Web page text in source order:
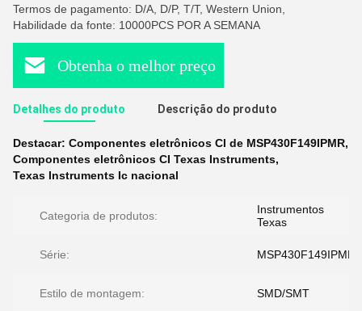
Termos de pagamento: D/A, D/P, T/T, Western Union,
Habilidade da fonte: 10000PCS POR A SEMANA
Obtenha o melhor preço
Detalhes do produto Descrição do produto
Destacar: Componentes eletrônicos CI de MSP430F149IPMR,
Componentes eletrônicos CI Texas Instruments,
Texas Instruments Ic nacional
Categoria de produtos:
Instrumentos
Texas
Série: MSP430F149IPMR
Estilo de montagem: SMD/SMT